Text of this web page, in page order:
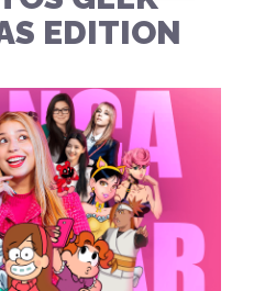
Publicar no X
EDITION